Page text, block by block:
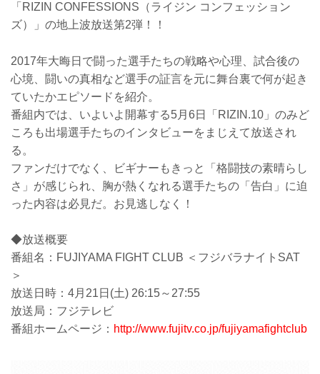
「RIZIN CONFESSIONS（ライジン コンフェッション
ズ）」の地上波放送第2弾！！
2017年大晦日で闘った選手たちの戦略や心理、試合後の
心境、闘いの真相など選手の証言を元に舞台裏で何が起き
ていたかエピソードを紹介。
番組内では、いよいよ開幕する5月6日「RIZIN.10」のみど
ころも出場選手たちのインタビューをまじえて放送され
る。
ファンだけでなく、ビギナーもきっと「格闘技の素晴らし
さ」が感じられ、胸が熱くなれる選手たちの「告白」に迫
った内容は必見だ。お見逃しなく！
◆放送概要
番組名：FUJIYAMA FIGHT CLUB ＜フジバラナイトSAT
＞
放送日時：4月21日(土) 26:15～27:55
放送局：フジテレビ
番組ホームページ： http://www.fujitv.co.jp/fujiyamafightclub